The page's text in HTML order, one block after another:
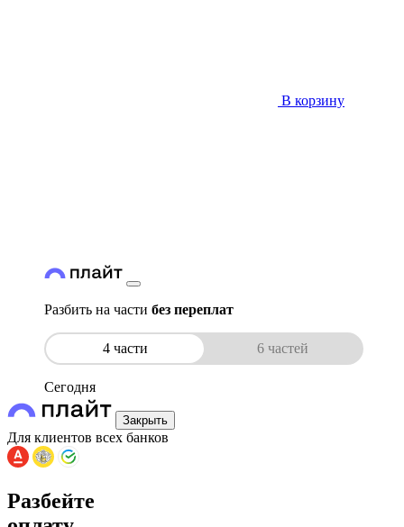
В корзину
Разбить на части без переплат
4 части 6 частей
Сегодня
Закрыть
Для клиентов всех банков
Разбейте